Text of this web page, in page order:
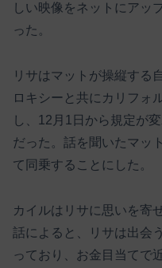
しい映像をネットにアッ
った。
リサはマットが操縦する
ロキシーと共にカリフォ
し、12月1日から規定が
だった。話を聞いたマッ
て同乗することにした。
カイルはリサに思いを寄
話によると、リサは出会
っており、お金目当てで